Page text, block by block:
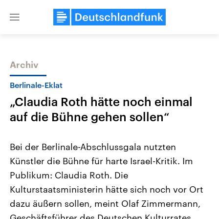
Close
Themen
Landtagswahl Sachsen-Anhalt
2026
Alle Informationen
Sachsen-Anhalt wählt am 6.
September 2026 einen neuen
Landtag. Seit 2021 wird das
Bundesland von einer Koalition aus
Hintergründe
Wirtschaftlich und
gehören die Vereinigten
den mächtigsten Ländern
mit großem Einfluss auf
Archiv
Berlinale-Eklat
„Claudia Roth hätte noch einmal
auf die Bühne gehen sollen“
Bei der Berlinale-Abschlussgala nutzten
Künstler die Bühne für harte Israel-Kritik. Im
Publikum: Claudia Roth. Die
Kulturstaatsministerin hätte sich noch vor Ort
dazu äußern sollen, meint Olaf Zimmermann,